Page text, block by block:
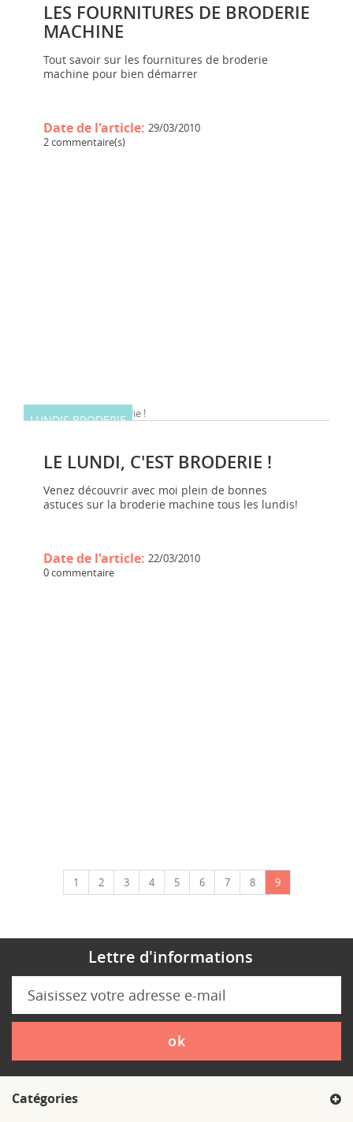
LES FOURNITURES DE BRODERIE
MACHINE
Tout savoir sur les fournitures de broderie
machine pour bien démarrer
Date de l'article: 29/03/2010
2 commentaire(s)
LUNDIS BRODERIE
LE LUNDI, C'EST BRODERIE !
Venez découvrir avec moi plein de bonnes
astuces sur la broderie machine tous les lundis!
Date de l'article: 22/03/2010
0 commentaire
1 2 3 4 5 6 7 8 9
Lettre d'informations
ok
Catégories